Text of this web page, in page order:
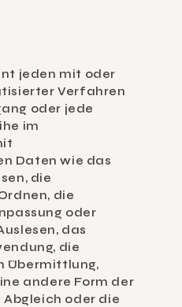
jeden mit oder
Verfahren
oder jede
im
Daten wie das
die
die
oder
das
die
Übermittlung,
andere Form der
oder die